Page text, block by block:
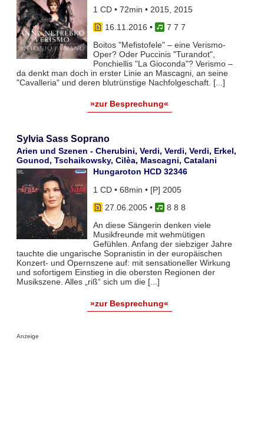
1 CD • 72min • 2015, 2015
16.11.2016 •
7 7 7
Boitos "Mefistofele" – eine Verismo-
Oper? Oder Puccinis "Turandot",
Ponchiellis "La Gioconda"? Verismo –
da denkt man doch in erster Linie an Mascagni, an seine
"Cavalleria" und deren blutrünstige Nachfolgeschaft. [...]
»zur Besprechung«
Sylvia Sass Soprano
Arien und Szenen - Cherubini, Verdi, Verdi, Verdi, Erkel,
Gounod, Tschaikowsky, Cilèa, Mascagni, Catalani
Hungaroton HCD 32346
1 CD • 68min • [P] 2005
27.06.2005•
8 8 8
An diese Sängerin denken viele
Musikfreunde mit wehmütigen
Gefühlen. Anfang der siebziger Jahre
tauchte die ungarische Sopranistin in der europäischen
Konzert- und Opernszene auf: mit sensationeller Wirkung
und sofortigem Einstieg in die obersten Regionen der
Musikszene. Alles „riß“ sich um die [...]
»zur Besprechung«
Anzeige